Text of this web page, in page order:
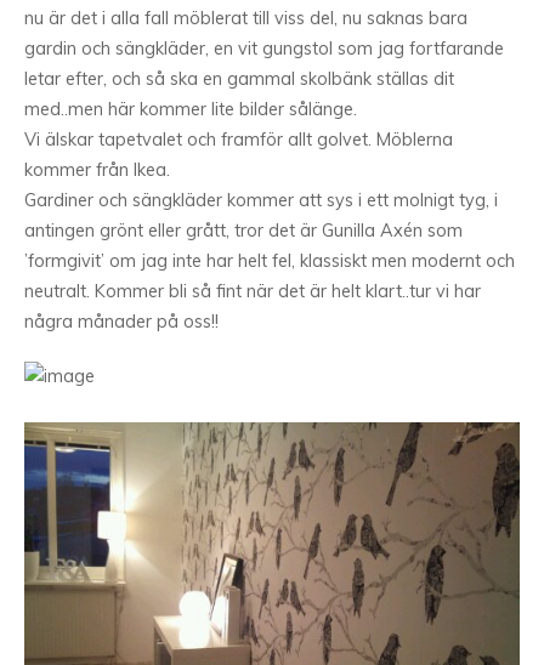
nu är det i alla fall möblerat till viss del, nu saknas bara
gardin och sängkläder, en vit gungstol som jag fortfarande
letar efter, och så ska en gammal skolbänk ställas dit
med..men här kommer lite bilder sålänge.
Vi älskar tapetvalet och framför allt golvet. Möblerna
kommer från Ikea.
Gardiner och sängkläder kommer att sys i ett molnigt tyg, i
antingen grönt eller grått, tror det är Gunilla Axén som
’formgivit’ om jag inte har helt fel, klassiskt men modernt och
neutralt. Kommer bli så fint när det är helt klart..tur vi har
några månader på oss!!